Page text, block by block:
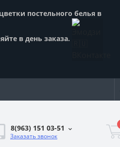
постельного белья в
в день заказа.
8(963) 151 03-51
Заказать звонок